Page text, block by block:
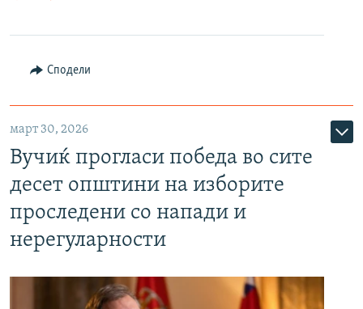
Сподели
март 30, 2026
Вучиќ прогласи победа во сите
десет општини на изборите
проследени со напади и
нерегуларности